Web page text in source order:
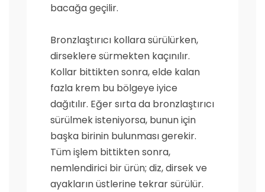
bacağa geçilir.
Bronzlaştırıcı kollara sürülürken,
dirseklere sürmekten kaçınılır.
Kollar bittikten sonra, elde kalan
fazla krem bu bölgeye iyice
dağıtılır. Eğer sırta da bronzlaştırıcı
sürülmek isteniyorsa, bunun için
başka birinin bulunması gerekir.
Tüm işlem bittikten sonra,
nemlendirici bir ürün; diz, dirsek ve
ayakların üstlerine tekrar sürülür.